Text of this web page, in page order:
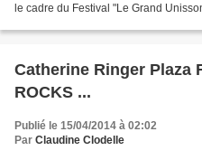
le cadre du Festival "Le Grand
Catherine Ringer Plaza
ROCKS ...
Publié le 15/04/2014 à 02:02
Par Claudine Clodelle